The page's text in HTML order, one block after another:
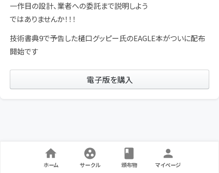
一作目の設計、業者への委託まで説明しよう
ではありませんか！！！
技術書典9で予告した樋口グッピー氏のEAGLE本がついに配布
開始です
電子版を購入
ホーム サークル 頒布物 マイページ